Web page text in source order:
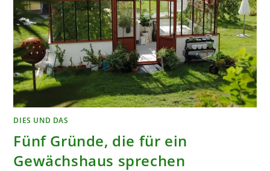
DIES UND DAS
Fünf Gründe, die für ein
Gewächshaus sprechen